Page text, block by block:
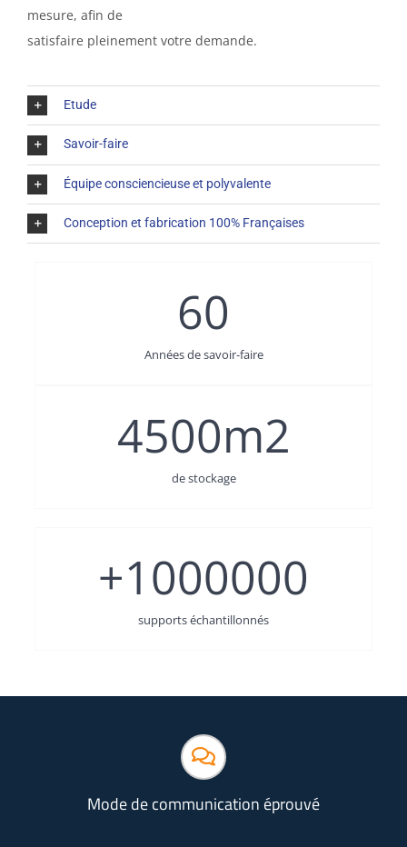
mesure, afin de
satisfaire pleinement votre demande.
Etude
Savoir-faire
Équipe consciencieuse et polyvalente
Conception et fabrication 100% Françaises
60
Années de savoir-faire
4500m2
de stockage
+1000000
supports échantillonnés
Mode de communication éprouvé